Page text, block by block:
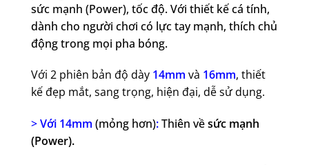
sức mạnh (Power), tốc độ. Với thiết kế cá tính,
dành cho người chơi có lực tay mạnh, thích chủ
động trong mọi pha bóng.
Với 2 phiên bản độ dày 14mm và 16mm, thiết
kế đẹp mắt, sang trọng, hiện đại, dễ sử dụng.
>Với 14mm (mỏng hơn):Thiên vềsức mạnh
(Power).